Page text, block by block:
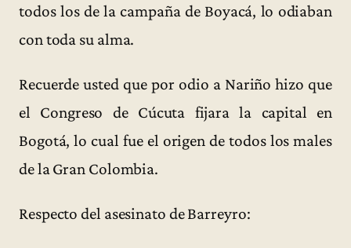
todos los de la campaña de Boyacá, lo odiaban
con toda su alma.
Recuerde usted que por odio a Nariño hizo que
el Congreso de Cúcuta fijara la capital en
Bogotá, lo cual fue el origen de todos los males
de la Gran Colombia.
Respecto del asesinato de Barreyro: